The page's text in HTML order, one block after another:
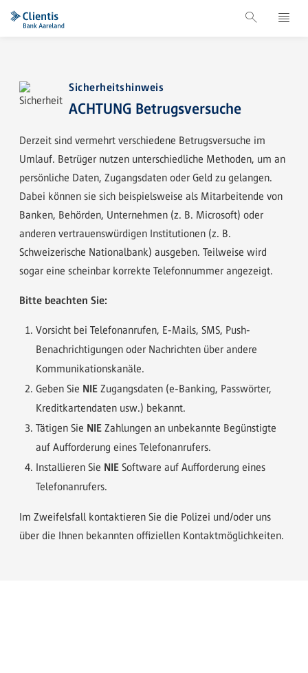
Sicherheitshinweis
ACHTUNG Betrugsversuche
Derzeit sind vermehrt verschiedene Betrugsversuche im
Umlauf. Betrüger nutzen unterschiedliche Methoden, um an
persönliche Daten, Zugangsdaten oder Geld zu gelangen.
Dabei können sie sich beispielsweise als Mitarbeitende von
Banken, Behörden, Unternehmen (z. B. Microsoft) oder
anderen vertrauenswürdigen Institutionen (z. B.
Schweizerische Nationalbank) ausgeben. Teilweise wird
sogar eine scheinbar korrekte Telefonnummer angezeigt.
Bitte beachten Sie:
Vorsicht bei Telefonanrufen, E-Mails, SMS, Push-
Benachrichtigungen oder Nachrichten über andere
Kommunikationskanäle.
Geben Sie NIE Zugangsdaten (e-Banking, Passwörter,
Kreditkartendaten usw.) bekannt.
Tätigen Sie NIE Zahlungen an unbekannte Begünstigte
auf Aufforderung eines Telefonanrufers.
Installieren Sie NIE Software auf Aufforderung eines
Telefonanrufers.
Im Zweifelsfall kontaktieren Sie die Polizei und/oder uns
über die Ihnen bekannten offiziellen Kontaktmöglichkeiten.